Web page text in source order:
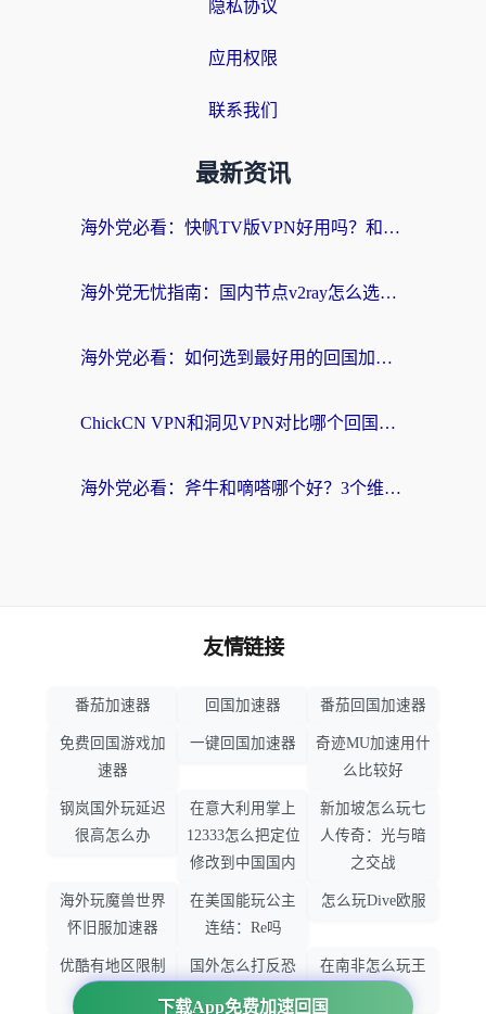
隐私协议
应用权限
联系我们
最新资讯
海外党必看：快帆TV版VPN好用吗？和快游VPN对比哪个回国效果更好？附实用避坑指南
海外党无忧指南：国内节点v2ray怎么选？一键回国VPN+多场景实测帮你避坑
海外党必看：如何选到最好用的回国加速器？从节点到售后的全维度指南
ChickCN VPN和洞见VPN对比哪个回国效果更好？海外党亲测3款加速器+避坑指南
海外党必看：斧牛和嘀嗒哪个好？3个维度教你选对回国加速器
下载App免费加速回国
友情链接
番茄加速器 回国加速器 番茄回国加速器
免费回国游戏加
速器
一键回国加速器
奇迹MU加速用什
么比较好
钢岚国外玩延迟
很高怎么办
在意大利用掌上
12333怎么把定位
修改到中国国内
新加坡怎么玩七
人传奇：光与暗
之交战
海外玩魔兽世界
怀旧服加速器
在美国能玩公主
连结：Re吗
怎么玩Dive欧服
优酷有地区限制
国外怎么打反恐
精英：全球攻势
在南非怎么玩王